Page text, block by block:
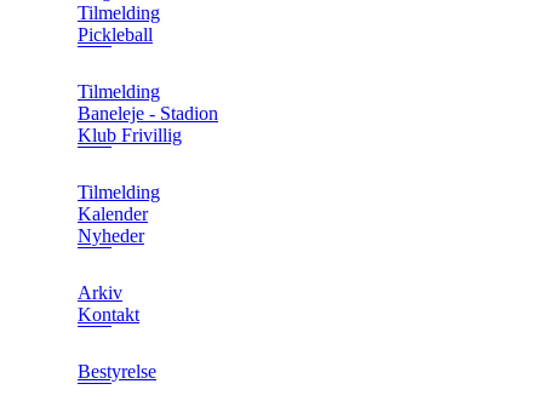
Tilmelding
Pickleball
Tilmelding
Baneleje - Stadion
Klub Frivillig
Tilmelding
Kalender
Nyheder
Arkiv
Kontakt
Bestyrelse